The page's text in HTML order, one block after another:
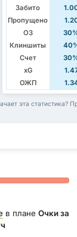
Забито
Пропущено
ОЗ
Клиншиты
Счет
xG
ОЖП
эта статистика?
в планеОчки за